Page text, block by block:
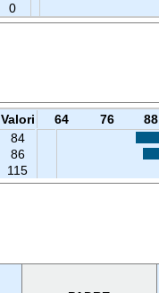
0
Valori 64 76 88
84
86
115